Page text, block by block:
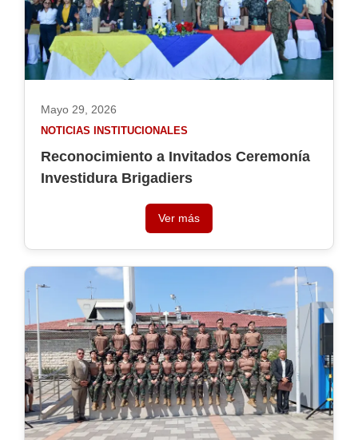
Mayo 29, 2026
NOTICIAS INSTITUCIONALES
Reconocimiento a Invitados Ceremonía
Investidura Brigadiers
Ver más